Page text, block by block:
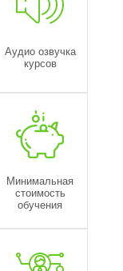
Аудио озвучка
курсов
Минимальная
стоимость
обучения